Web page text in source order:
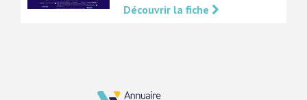
Découvrir la fiche